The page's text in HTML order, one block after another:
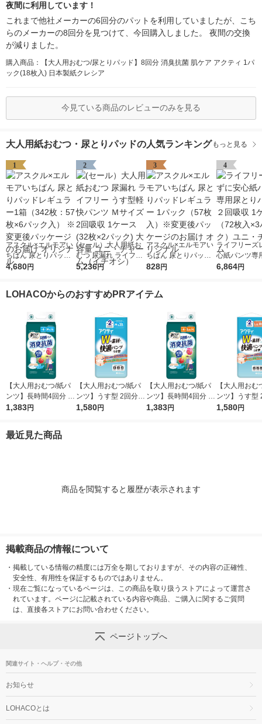
夜間に利用しています！
これまで他社メーカーの6回分のパットを利用していましたが、こち
らのメーカーの8回分を見つけて、今回購入しました。 夜間の交換
が減りました。
購入商品：【大人用おむつ/尿とりパッド】8回分 消臭抗菌 肌ケア アクティ 1パ
ック(18枚入) 日本製紙クレシア
今見ている商品のレビューのみを見る
大人用紙おむつ・尿とりパッドの人気ランキング もっと見る
1
アスクル×エルモアい
ちばん 尿とりパッド
レギュラー1箱（342
ージのお届け オリジ
4,680円
2
(セール）大人用紙お
むつ 尿漏れ ライフリ
ー うす型軽快パンツ
大容量 ユニ・チャー
5,236円
3
アスクル×エルモアい
ちばん 尿とりパッド
レギュラー 1パック
リジナル
828円
4
ライフリーズ
心紙パンツ専
パッド ２回吸
6,864円
LOHACOからのおすすめPRアイテム
【大人用おむつ/紙パ
ンツ】長時間4回分 M-
L 消臭抗菌 肌ケアア
1,383円
【大人用おむつ/紙パ
ンツ】うす型 2回分 M
-L Wの素材で快適パ
1,580円
【大人用おむつ/紙パ
ンツ】長時間4回分 L-
LL 消臭抗菌 肌ケアア
1,383円
【大人用おむ
ンツ】うす型
LL Wの素材
1,580円
最近見た商品
商品を閲覧すると履歴が表示されます
掲載商品の情報について
・ 掲載している情報の精度には万全を期しておりますが、その内容の正確性、
安全性、有用性を保証するものではありません。
・ 現在ご覧になっているページは、この商品を取り扱うストアによって運営さ
れています。ページに記載されている内容や商品、ご購入に関するご質問
は、直接各ストアにお問い合わせください。
ページトップへ
関連サイト・ヘルプ・その他
お知らせ
LOHACOとは